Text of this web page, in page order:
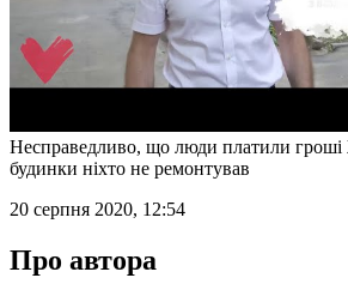
Несправедливо, що люди платили гроші
будинки ніхто не ремонтував
20 серпня 2020, 12:54
Про автора